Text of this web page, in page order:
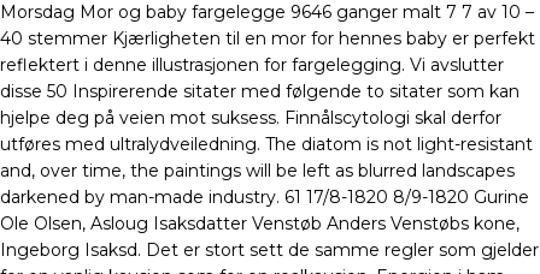
Morsdag Mor og baby fargelegge 9646 ganger malt 7 7 av 10 –
40 stemmer Kjærligheten til en mor for hennes baby er perfekt
reflektert i denne illustrasjonen for fargelegging. Vi avslutter
disse 50 Inspirerende sitater med følgende to sitater som kan
hjelpe deg på veien mot suksess. Finnålscytologi skal derfor
utføres med ultralydveiledning. The diatom is not light-resistant
and, over time, the paintings will be left as blurred landscapes
darkened by man-made industry. 61 17/8-1820 8/9-1820 Gurine
Ole Olsen, Asloug Isaksdatter Venstøb Anders Venstøbs kone,
Ingeborg Isaksd. Det er stort sett de samme regler som gjelder